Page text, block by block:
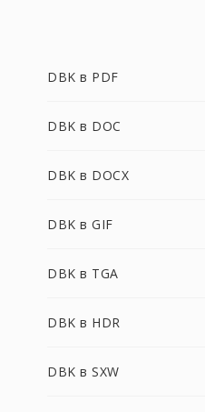
DBK в PDF
DBK в DOC
DBK в DOCX
DBK в GIF
DBK в TGA
DBK в HDR
DBK в SXW